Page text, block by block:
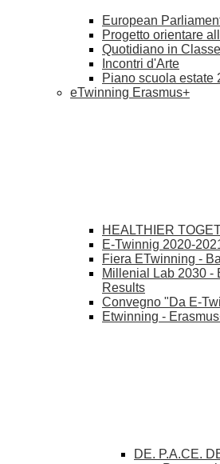
European
Progetto orientare
Quotidiano in Classe
Incontri d'Arte
Piano scuola estate
eTwinning Erasmus+
HEALTHIER
E-Twinnig 2020-
Fiera ETwinning -
Millenial Lab 2030 -
Results
Convegno "Da E-
Etwinning -
DE. P.A.CE.